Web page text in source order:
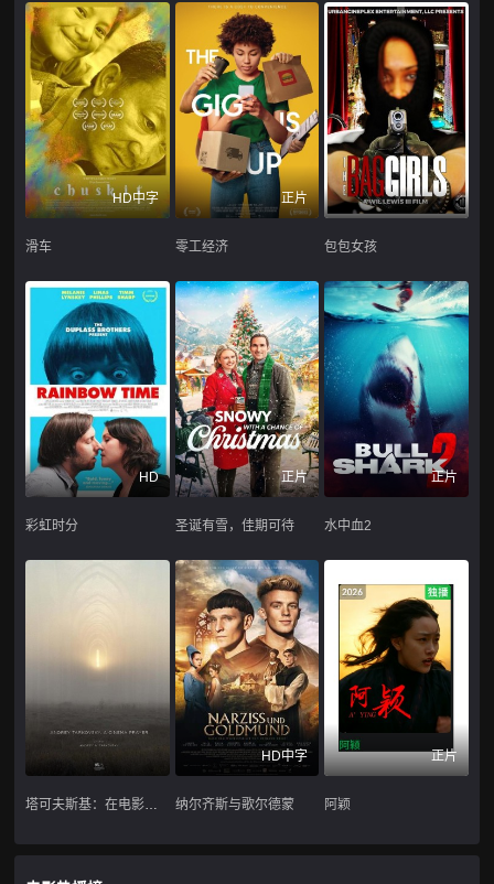
HD中字
滑车
正片
零工经济 包包女孩
HD
彩虹时分
正片
圣诞有雪，佳期可待
正片
水中血2
塔可夫斯基：在电影中祈祷
HD中字
纳尔齐斯与歌尔德蒙
正片
阿颖